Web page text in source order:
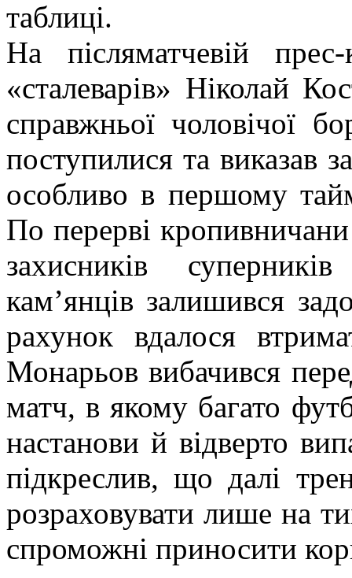
таблиці.
На післяматчевій
«сталеварів» Ніколай
справжньої чоловічої
поступилися та виказав
особливо в першому
По перерві
захисників
кам’янців залишився
рахунок вдалося
Монарьов вибачився
матч, в якому багато
настанови й відверто
підкреслив, що далі
розраховувати лише на
спроможні приносити